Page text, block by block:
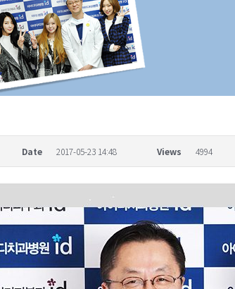
Date 2017-05-23 14:48 Views 4994